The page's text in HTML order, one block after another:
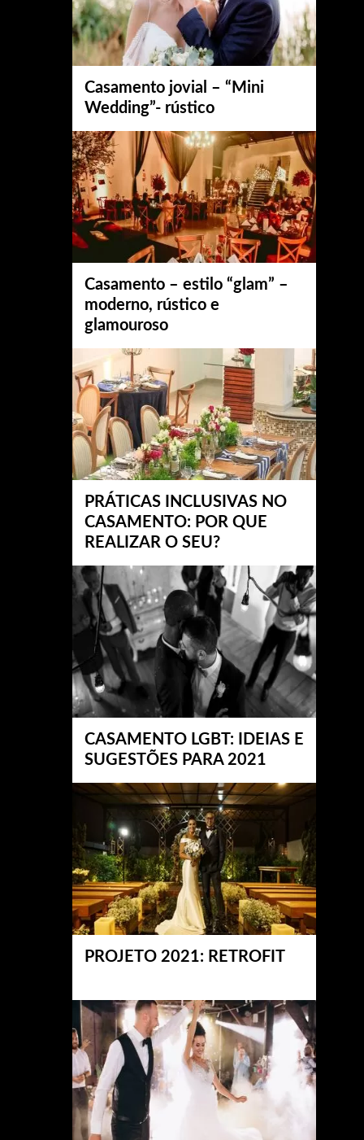
Casamento jovial – “Mini
Wedding”- rústico
Casamento – estilo “glam” –
moderno, rústico e
glamouroso
PRÁTICAS INCLUSIVAS NO
CASAMENTO: POR QUE
REALIZAR O SEU?
CASAMENTO LGBT: IDEIAS E
SUGESTÕES PARA 2021
PROJETO 2021: RETROFIT